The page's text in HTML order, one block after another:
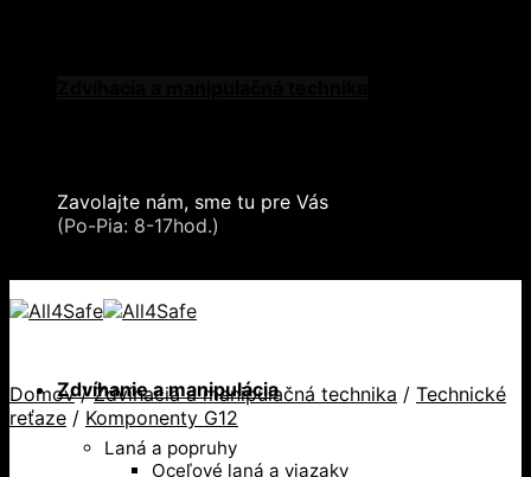
Zavolajte nám, sme tu pre Vás
(Po-Pia: 8-17hod.)
Zdvíhanie a manipulácia
Laná a popruhy
Oceľové laná a viazaky
Domov / Zdvíhacia a manipulačná technika / Technické
reťaze / Komponenty G12